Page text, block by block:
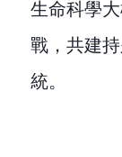
生命科學
戰，共建
統。